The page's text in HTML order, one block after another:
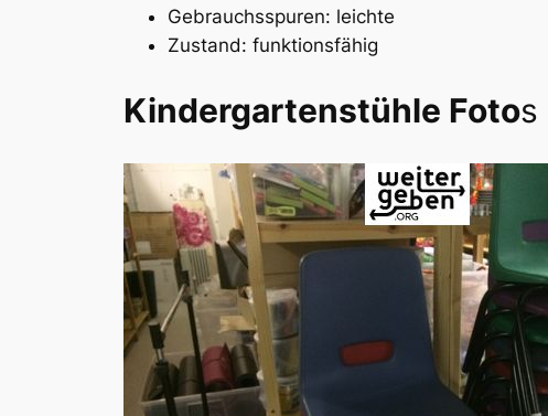
Gebrauchsspuren: leichte
Zustand: funktionsfähig
Kindergartenstühle Fotos